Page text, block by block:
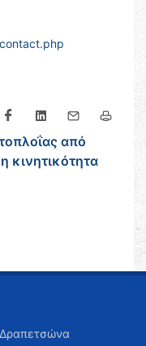
από
κινητικότητα